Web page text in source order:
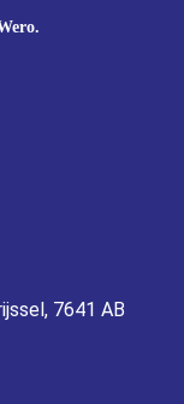
7641 AB